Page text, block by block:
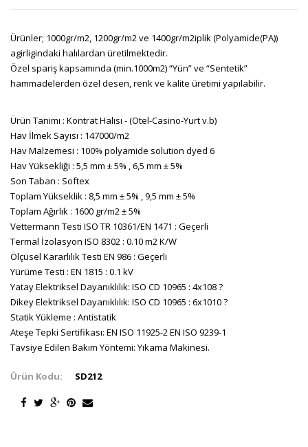
Ürünler; 1000gr/m2, 1200gr/m2 ve 1400gr/m2iplik (Polyamide(PA))
agirligindaki halılardan üretilmektedir.
Özel spariş kapsamında (min.1000m2) “Yün” ve “Sentetik”
hammadelerden özel desen, renk ve kalite üretimi yapılabilir.
Ürün Tanımı : Kontrat Halısı - (Otel-Casino-Yurt v.b)
Hav İlmek Sayısı : 147000/m2
Hav Malzemesi : 100% polyamide solution dyed 6
Hav Yüksekliği : 5,5 mm ± 5% , 6,5 mm ± 5%
Son Taban : Softex
Toplam Yükseklik : 8,5 mm ± 5% , 9,5 mm ± 5%
Toplam Ağırlık : 1600 gr/m2 ± 5%
Vettermann Testi ISO TR 10361/EN 1471 : Geçerli
Termal İzolasyon ISO 8302 : 0.10 m2 K/W
Ölçüsel Kararlılık Testi EN 986 : Geçerli
Yürüme Testi : EN 1815 : 0.1 kV
Yatay Elektriksel Dayanıklılık: ISO CD 10965 : 4x108 ?
Dikey Elektriksel Dayanıklılık: ISO CD 10965 : 6x1010 ?
Statik Yükleme : Antistatik
Ateşe Tepki Sertifikası: EN ISO 11925-2 EN ISO 9239-1
Tavsiye Edilen Bakım Yöntemi: Yıkama Makinesi.
Ürün Kodu: SD212